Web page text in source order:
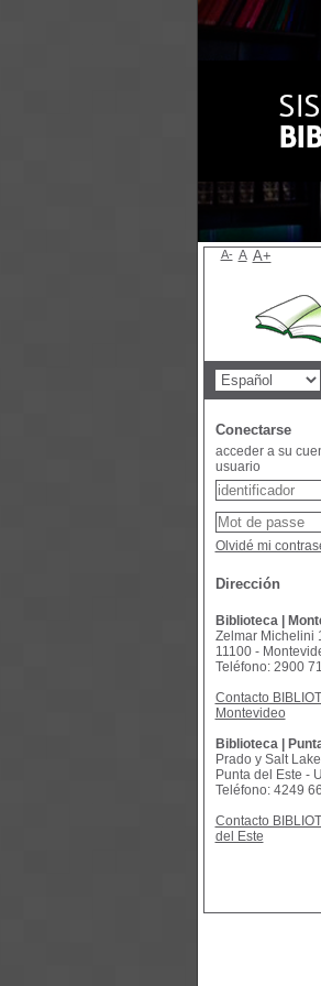
A- A A+
Conectarse
acceder a su
usuario
Olvidé mi
Dirección
Biblioteca |
Zelmar Michelini
11100 -
Teléfono: 2900
Contacto
Montevideo
Biblioteca |
Prado y Salt
Punta del Este -
Teléfono: 4249
Contacto
del Este